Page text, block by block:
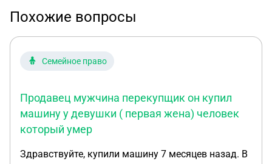
Похожие вопросы
Семейное право
Продавец мужчина перекупщик он купил
машину у девушки ( первая жена) человек
который умер
Здравствуйте, купили машину 7 месяцев назад. В